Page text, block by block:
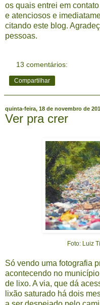
os quais entrei em
e atenciosos e
citando este blog.
pessoas.
13 comentários:
Compartilhar
quinta-feira, 18 de novembro de
Ver pra crer
Foto: Luiz
Só vendo uma fotografia
acontecendo no
de lixo. A via, que dá
lixão saturado há dois